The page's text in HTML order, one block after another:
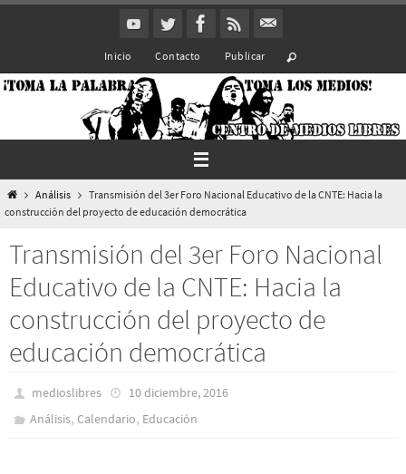
Inicio Contacto Publicar
InicioAnálisis
Transmisión del 3er Foro Nacional Educativo de la CNTE: Hacia la
construcción del proyecto de educación democrática
Transmisión del 3er Foro Nacional
Educativo de la CNTE: Hacia la
construcción del proyecto de
educación democrática
medioslibres
10 diciembre, 2016
Análisis,Calendario, Educación